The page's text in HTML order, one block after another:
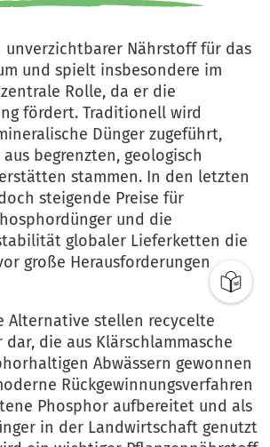
unverzichtbarer Nährstoff für das
und spielt insbesondere im
Rolle, da er die
fördert. Traditionell wird
Dünger zugeführt,
begrenzten, geologisch
stammen. In den letzten
steigende Preise für
und die
globaler Lieferketten die
große Herausforderungen
Alternative stellen recycelte
die aus Klärschlammasche
Abwässern gewonnen
Rückgewinnungsverfahren
Phosphor aufbereitet und als
in der Landwirtschaft genutzt